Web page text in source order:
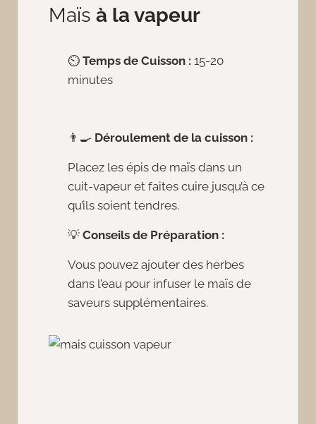
Maïs à la vapeur
⏲️ Temps de Cuisson : 15-20
minutes
👨‍🍳 Déroulement de la cuisson :
Placez les épis de maïs dans un
cuit-vapeur et faites cuire jusqu’à ce
qu’ils soient tendres.
💡 Conseils de Préparation :
Vous pouvez ajouter des herbes
dans l’eau pour infuser le maïs de
saveurs supplémentaires.